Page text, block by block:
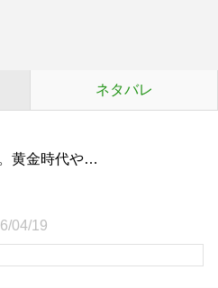
ネタバレ
黄金時代や…
04/19